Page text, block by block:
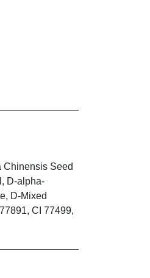
Chinensis Seed
D-alpha-
D-Mixed
CI 77499,